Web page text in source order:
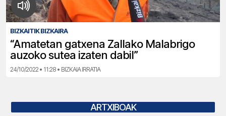
BIZKAITIK BIZKAIRA
“Amatetan gatxena Zallako Malabrigo
auzoko sutea izaten dabil”
24/10/2022 • 11:28 • BIZKAIA IRRATIA
ARTXIBOAK